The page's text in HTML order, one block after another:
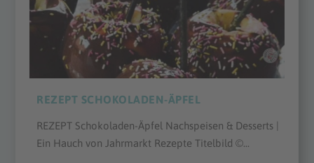
REZEPT SCHOKOLADEN-ÄPFEL
REZEPT Schokoladen-Äpfel Nachspeisen & Desserts |
Ein Hauch von Jahrmarkt Rezepte Titelbild ©...